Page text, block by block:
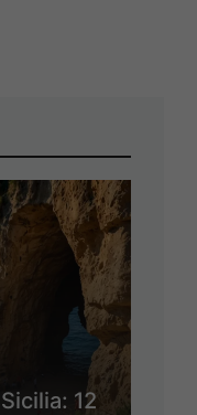
12